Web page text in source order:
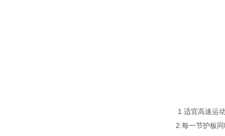
1. 适宜高速运
2. 每一节护板